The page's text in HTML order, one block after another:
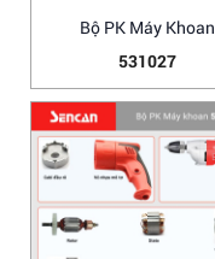
Bộ PK Máy Khoan
531027